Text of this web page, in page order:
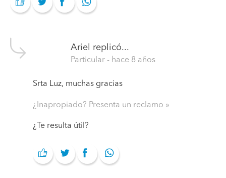
Ariel replicó...
Particular - hace 8 años
Srta Luz, muchas gracias
¿Inapropiado? Presenta un reclamo
¿Te resulta útil?